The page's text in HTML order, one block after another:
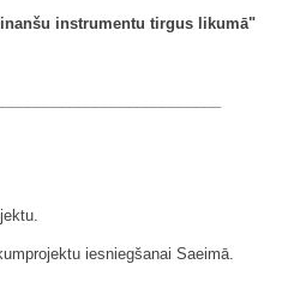
instrumentu tirgus likumā"
iesniegšanai Saeimā.